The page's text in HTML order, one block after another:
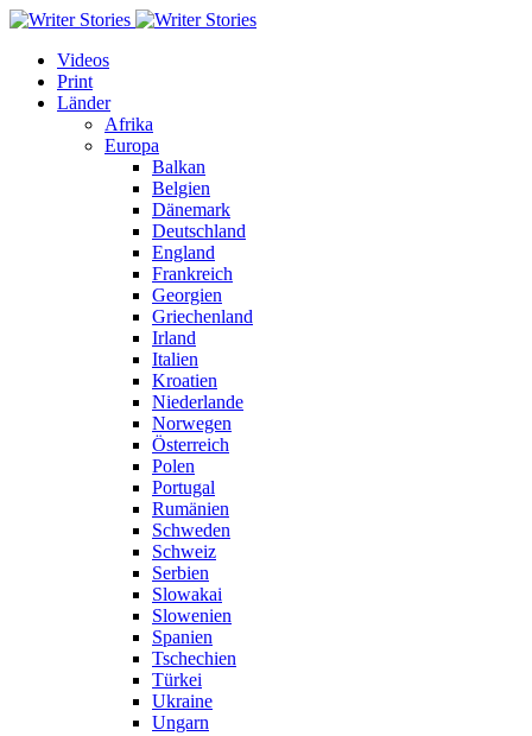
Videos
Print
Länder
Afrika
Europa
Balkan
Belgien
Dänemark
Deutschland
England
Frankreich
Georgien
Griechenland
Irland
Italien
Kroatien
Niederlande
Norwegen
Österreich
Polen
Portugal
Rumänien
Schweden
Schweiz
Serbien
Slowakai
Slowenien
Spanien
Tschechien
Türkei
Ukraine
Ungarn